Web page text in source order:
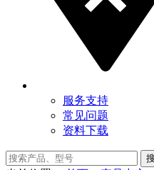
服务支持
常见问题
资料下载